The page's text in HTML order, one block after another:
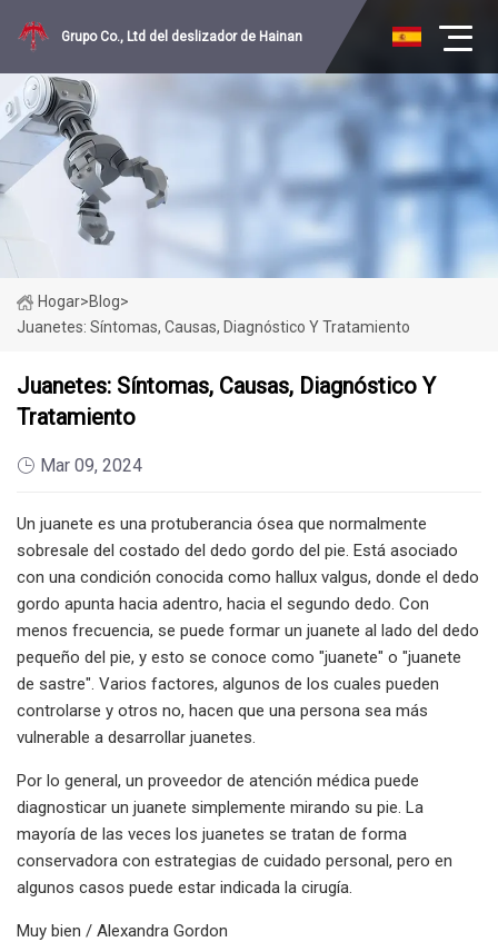
Grupo Co., Ltd del deslizador de Hainan
Hogar>Blog>
Juanetes: Síntomas, Causas, Diagnóstico Y Tratamiento
Juanetes: Síntomas, Causas, Diagnóstico Y
Tratamiento
Mar 09, 2024
Un juanete es una protuberancia ósea que normalmente
sobresale del costado del dedo gordo del pie. Está asociado
con una condición conocida como hallux valgus, donde el dedo
gordo apunta hacia adentro, hacia el segundo dedo. Con
menos frecuencia, se puede formar un juanete al lado del dedo
pequeño del pie, y esto se conoce como "juanete" o "juanete
de sastre". Varios factores, algunos de los cuales pueden
controlarse y otros no, hacen que una persona sea más
vulnerable a desarrollar juanetes.
Por lo general, un proveedor de atención médica puede
diagnosticar un juanete simplemente mirando su pie. La
mayoría de las veces los juanetes se tratan de forma
conservadora con estrategias de cuidado personal, pero en
algunos casos puede estar indicada la cirugía.
Muy bien / Alexandra Gordon